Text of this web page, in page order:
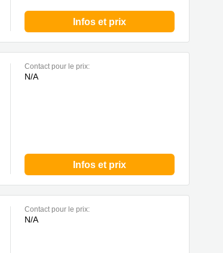
Infos et prix
Contact pour le prix:
N/A
Infos et prix
Contact pour le prix:
N/A